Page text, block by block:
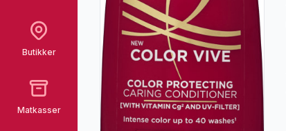
Butikker
Matkasser